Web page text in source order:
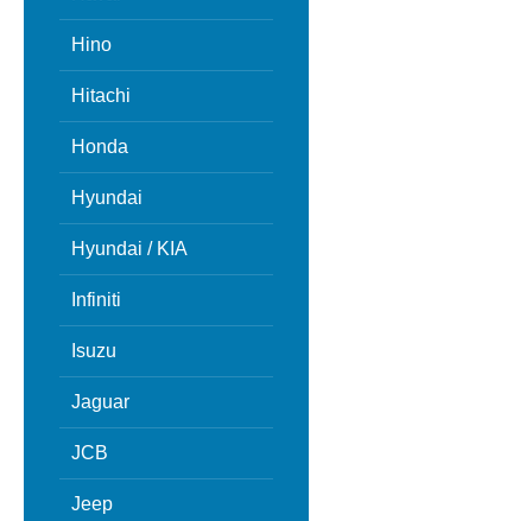
Hino
Hitachi
Honda
Hyundai
Hyundai / KIA
Infiniti
Isuzu
Jaguar
JCB
Jeep